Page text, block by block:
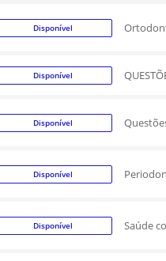
Disponível
Disponível
Disponível
Disponível
Disponível Saúde